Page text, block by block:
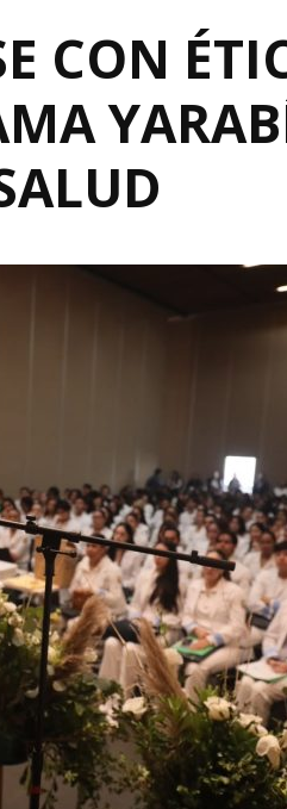
CON